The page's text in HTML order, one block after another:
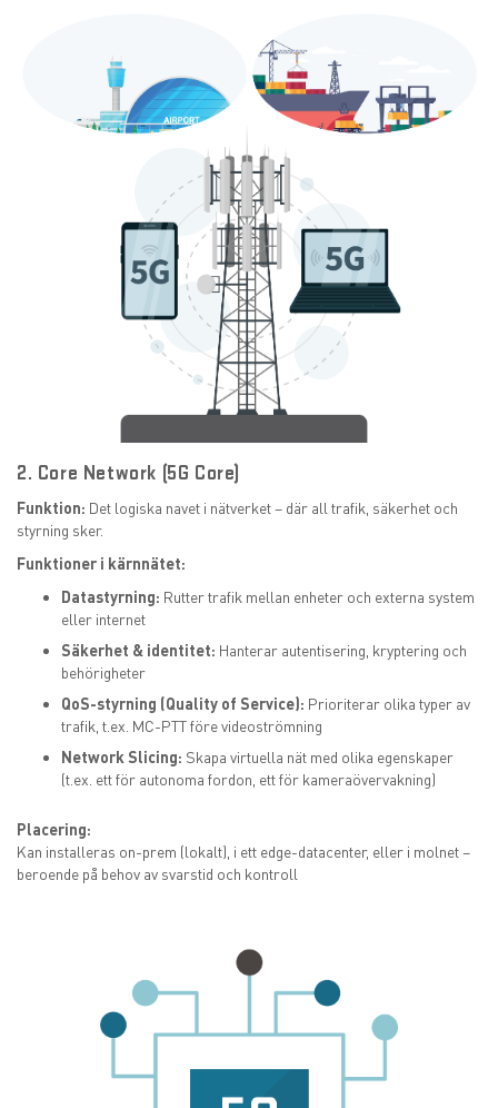
2. Core Network (5G Core)
Funktion: Det logiska navet i nätverket – där all trafik, säkerhet och
styrning sker.
Funktioner i kärnnätet:
Datastyrning: Rutter trafik mellan enheter och externa system
eller internet
Säkerhet & identitet: Hanterar autentisering, kryptering och
behörigheter
QoS-styrning (Quality of Service): Prioriterar olika typer av
trafik, t.ex. MC-PTT före videoströmning
Network Slicing: Skapa virtuella nät med olika egenskaper
(t.ex. ett för autonoma fordon, ett för kameraövervakning)
Placering:
Kan installeras on-prem (lokalt), i ett edge-datacenter, eller i molnet –
beroende på behov av svarstid och kontroll